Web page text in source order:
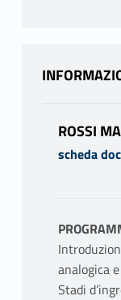
ROSSI
scheda
analogica
Stadi